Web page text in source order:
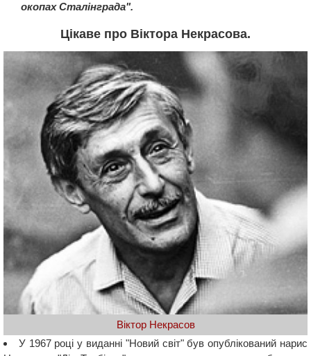
окопах Сталінграда".
Цікаве про Віктора Некрасова.
Віктор Некрасов
У 1967 році у виданні "Новий світ" був опублікований нарис